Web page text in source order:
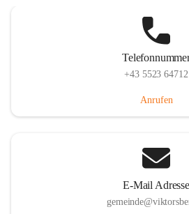
+43 5523 64712
Anrufen
E-Mail Adresse